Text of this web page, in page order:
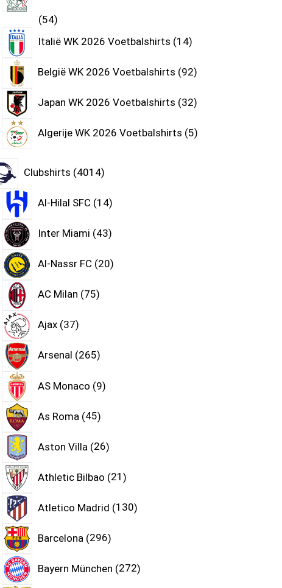
54
Italië WK 2026 Voetbalshirts 14
België WK 2026 Voetbalshirts 92
Japan WK 2026 Voetbalshirts 32
Algerije WK 2026 Voetbalshirts 5
Clubshirts 4014
Al-Hilal SFC 14
Inter Miami 43
Al-Nassr FC 20
AC Milan 75
Ajax 37
Arsenal 265
AS Monaco 9
As Roma 45
Aston Villa 26
Athletic Bilbao 21
Atletico Madrid 130
Barcelona 296
Bayern München 272